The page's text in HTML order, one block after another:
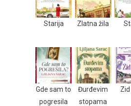
Starija Zlatna žila
Gde sam to
pogresila
Đurđevim
stopama